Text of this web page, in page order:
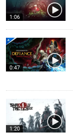
1:06
0:47
1:20